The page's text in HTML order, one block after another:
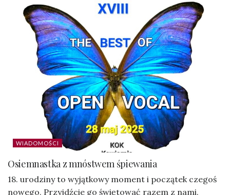
WIADOMOŚCI
Osiemnastka z mnóstwem śpiewania
18. urodziny to wyjątkowy moment i początek czegoś
nowego. Przyjdźcie go świętować razem z nami.